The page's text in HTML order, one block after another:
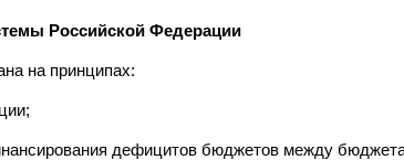
Российской Федерации
на принципах:
дефицитов бюджетов между